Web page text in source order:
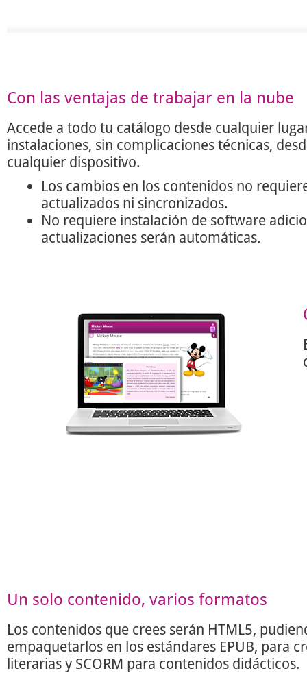
Con las ventajas de trabajar en la nube
Accede a todo tu catálogo desde cualquier
instalaciones, sin complicaciones técnicas,
cualquier dispositivo.
Los cambios en los contenidos no
actualizados ni sincronizados.
No requiere instalación de software
actualizaciones serán automáticas.
Un solo contenido, varios formatos
Los contenidos que crees serán HTML5,
empaquetarlos en los estándares EPUB, para
literarias y SCORM para contenidos didácticos.